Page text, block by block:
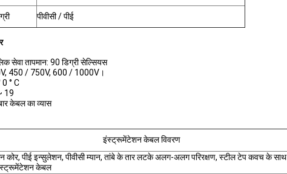
पीवीसी / पीई
सेवा तापमान: 90 डिग्री सेल्सियस
450 / 750V, 600 / 1000V।
0 ° C
19
केबल का व्यास
इंस्ट्रूमेंटेशन केबल विवरण
कोर, पीई इन्सुलेशन, पीवीसी म्यान, तांबे के तार लटके अलग-अलग परिरक्षण, स्टील टेप कवच के साथ
केबल